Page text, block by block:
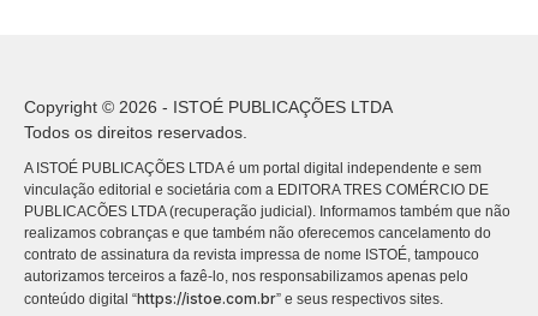
Copyright © 2026 - ISTOÉ PUBLICAÇÕES LTDA
Todos os direitos reservados.
A ISTOÉ PUBLICAÇÕES LTDA é um portal digital independente e sem
vinculação editorial e societária com a EDITORA TRES COMÉRCIO DE
PUBLICACÕES LTDA (recuperação judicial). Informamos também que não
realizamos cobranças e que também não oferecemos cancelamento do
contrato de assinatura da revista impressa de nome ISTOÉ, tampouco
autorizamos terceiros a fazê-lo, nos responsabilizamos apenas pelo
conteúdo digital “https://istoe.com.br” e seus respectivos sites.